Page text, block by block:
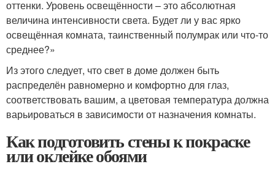
оттенки. Уровень освещённости – это абсолютная
величина интенсивности света. Будет ли у вас ярко
освещённая комната, таинственный полумрак или что-то
среднее?»
Из этого следует, что свет в доме должен быть
распределён равномерно и комфортно для глаз,
соответствовать вашим, а цветовая температура должна
варьироваться в зависимости от назначения комнаты.
Как подготовить стены к покраске
или оклейке обоями